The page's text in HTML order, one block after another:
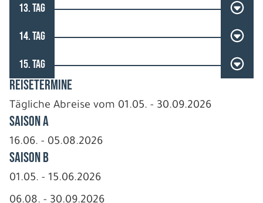
13. TAG
14. TAG
15. TAG
REISETERMINE
Tägliche Abreise vom 01.05. - 30.09.2026
Saison A
16.06. - 05.08.2026
Saison B
01.05. - 15.06.2026
06.08. - 30.09.2026